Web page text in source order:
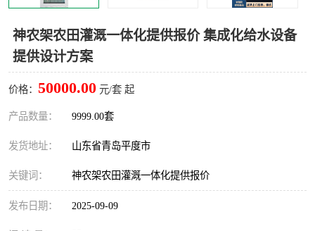
神农架农田灌溉一体化提供报价 集成化给水设备
提供设计方案
价格： 50000.00 元/套 起
产品数量： 9999.00套
发货地址： 山东省青岛平度市
关键词： 神农架农田灌溉一体化提供报价
发布日期： 2025-09-09
真空冲洗设备
水平自清洗格栅